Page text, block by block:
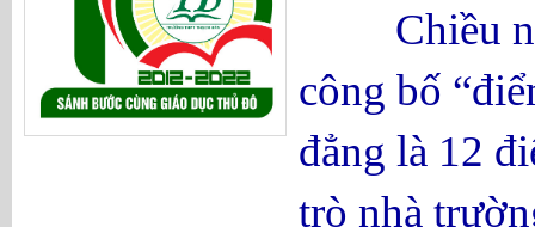
Chiều
công bố
đẳng là 12
trò nhà